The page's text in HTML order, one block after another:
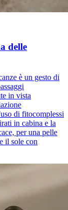
delle
è un gesto di
in vista
di fitocomplessi
in cabina e la
per una pelle
il sole con